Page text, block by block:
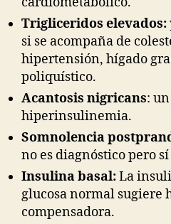
Trigliceridos elevados:
si se acompaña de
hipertensión, hígado
poliquístico.
Acantosis nigricans:
hiperinsulinemia.
Somnolencia
no es diagnóstico pero
Insulina basal:La
glucosa normal
compensadora.